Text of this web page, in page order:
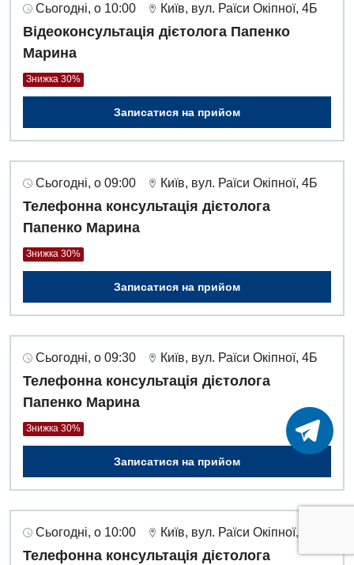
Сьогодні, о 10:00 Київ, вул. Раїси Окіпної, 4Б
Відеоконсультація дієтолога Папенко
Марина
Знижка 30%
Записатися на прийом
Сьогодні, о 09:00 Київ, вул. Раїси Окіпної, 4Б
Телефонна консультація дієтолога
Папенко Марина
Знижка 30%
Записатися на прийом
Сьогодні, о 09:30 Київ, вул. Раїси Окіпної, 4Б
Телефонна консультація дієтолога
Папенко Марина
Знижка 30%
Записатися на прийом
Сьогодні, о 10:00 Київ, вул. Раїси Окіпної, 4Б
Телефонна консультація дієтолога